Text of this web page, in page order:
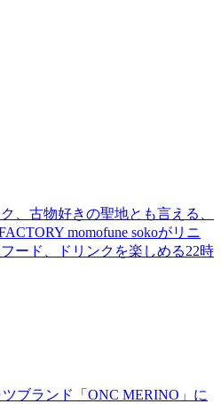
、古物好きの聖地とも言える、
momofune sokoがリニ
ード、ドリンクを楽しめる22時
ブランド「ONC MERINO」に